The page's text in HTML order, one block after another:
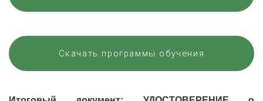
Скачать программы обучения